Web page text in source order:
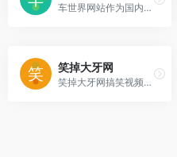
车世界网站作为国内首家专业...
笑掉大牙网
笑掉大牙网搞笑视频短片尽在...